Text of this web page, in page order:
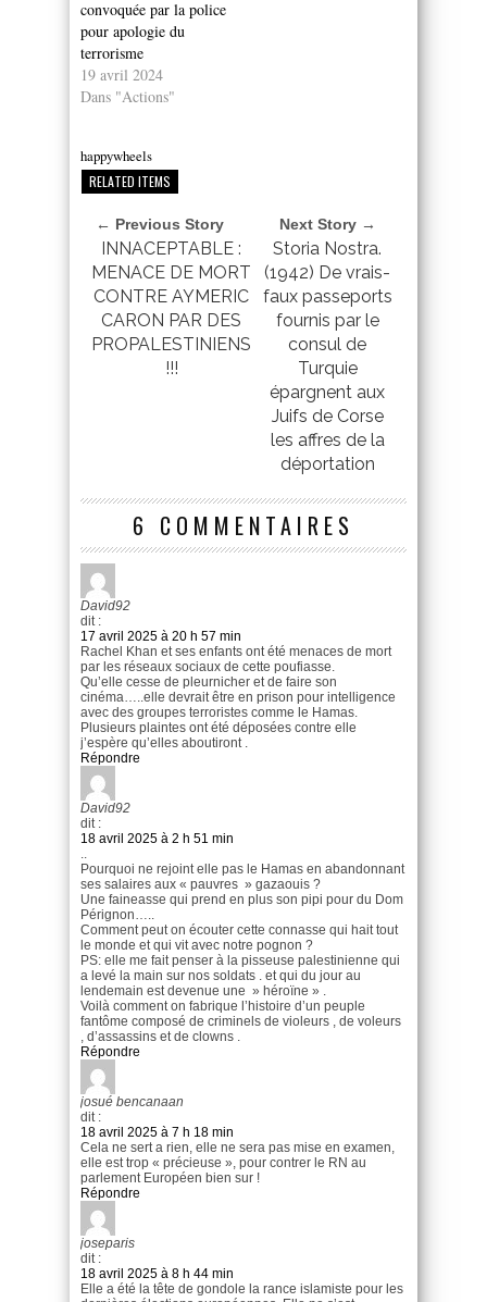
convoquée par la police
pour apologie du
terrorisme
19 avril 2024
Dans "Actions"
happywheels
RELATED ITEMS
← Previous Story
INNACEPTABLE :
MENACE DE MORT
CONTRE AYMERIC
CARON PAR DES
PROPALESTINIENS
!!!
Next Story →
Storia Nostra.
(1942) De vrais-
faux passeports
fournis par le
consul de
Turquie
épargnent aux
Juifs de Corse
les affres de la
déportation
6 COMMENTAIRES
David92
dit :
17 avril 2025 à 20 h 57 min
Rachel Khan et ses enfants ont été menaces de mort
par les réseaux sociaux de cette poufiasse.
Qu’elle cesse de pleurnicher et de faire son
cinéma…..elle devrait être en prison pour intelligence
avec des groupes terroristes comme le Hamas.
Plusieurs plaintes ont été déposées contre elle
j’espère qu’elles aboutiront .
Répondre
David92
dit :
18 avril 2025 à 2 h 51 min
..
Pourquoi ne rejoint elle pas le Hamas en abandonnant
ses salaires aux « pauvres » gazaouis ?
Une faineasse qui prend en plus son pipi pour du Dom
Pérignon…..
Comment peut on écouter cette connasse qui hait tout
le monde et qui vit avec notre pognon ?
PS: elle me fait penser à la pisseuse palestinienne qui
a levé la main sur nos soldats . et qui du jour au
lendemain est devenue une » héroïne » .
Voilà comment on fabrique l’histoire d’un peuple
fantôme composé de criminels de violeurs , de voleurs
, d’assassins et de clowns .
Répondre
josué bencanaan
dit :
18 avril 2025 à 7 h 18 min
Cela ne sert a rien, elle ne sera pas mise en examen,
elle est trop « précieuse », pour contrer le RN au
parlement Européen bien sur !
Répondre
joseparis
dit :
18 avril 2025 à 8 h 44 min
Elle a été la tête de gondole la rance islamiste pour les